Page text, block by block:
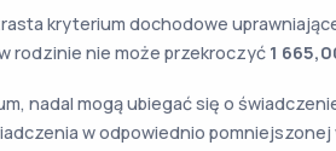
kryterium dochodowe
rodzinie nie może przekroczyć 1
nadal mogą ubiegać się o
w odpowiednio pomniejszonej